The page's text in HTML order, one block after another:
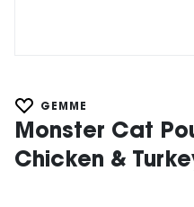
GEMME
Monster Cat
Chicken &